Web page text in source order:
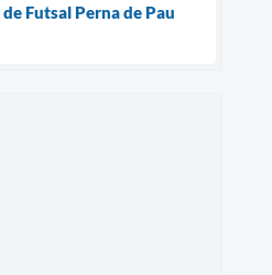
Futsal Perna de Pau